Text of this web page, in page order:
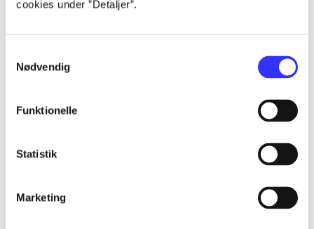
cookies under ”Detaljer”.
Nødvendig
Funktionelle
Statistik
Marketing